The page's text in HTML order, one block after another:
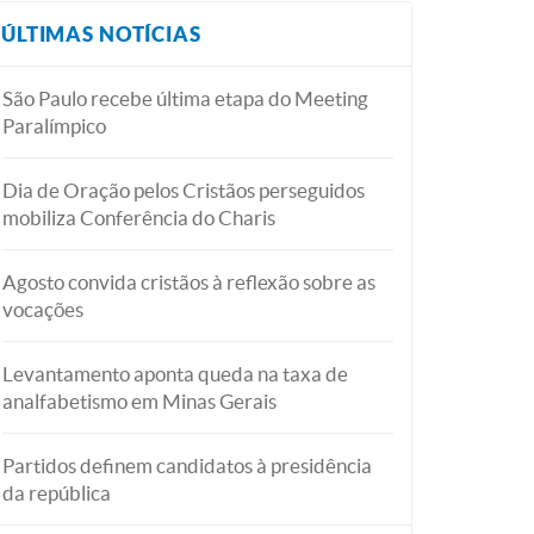
ÚLTIMAS NOTÍCIAS
São Paulo recebe última etapa do Meeting
Paralímpico
Dia de Oração pelos Cristãos perseguidos
mobiliza Conferência do Charis
Agosto convida cristãos à reflexão sobre as
vocações
Levantamento aponta queda na taxa de
analfabetismo em Minas Gerais
Partidos definem candidatos à presidência
da república